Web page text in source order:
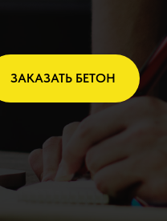
ЗАКАЗАТЬ БЕТОН